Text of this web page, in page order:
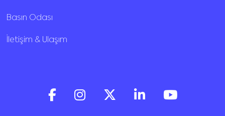
Basın Odası
İletişim & Ulaşım